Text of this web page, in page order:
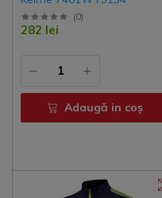
(0)
282 lei
Adaugă in coş